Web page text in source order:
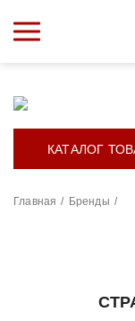
КАТАЛОГ
Главная / Бренды /